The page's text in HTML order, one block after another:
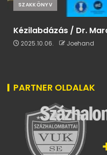
SZAKKÖNYV
Kézilabdázás / Dr.
2025.10.06. Joehand
PARTNER OLDALAK